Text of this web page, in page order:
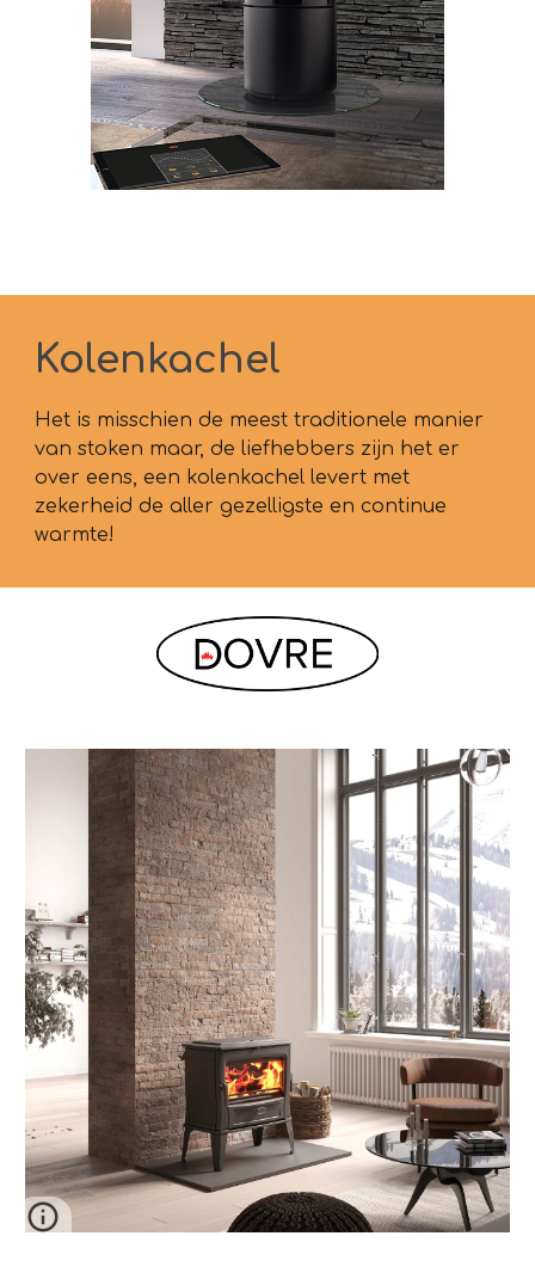
Kolenkachel
Het is misschien de meest traditionele manier
van stoken maar, de liefhebbers zijn het er
over eens, een kolenkachel levert met
zekerheid de aller gezelligste en continue
warmte!